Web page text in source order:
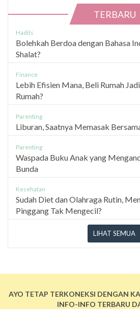
TERBARU
Hadits
Bolehkah Berdoa dengan Bahasa
Shalat?
Finance
Lebih Efisien Mana, Beli Rumah
Rumah?
Parenting
Liburan, Saatnya Memasak
Parenting
Waspada Buku Anak yang
Bunda
Kesehatan
Sudah Diet dan Olahraga Rutin,
Pinggang Tak Mengecil?
LIHAT SEMUA
AYO TETAP TERKONEKSI DENGAN
INFO-INFO TERBARU